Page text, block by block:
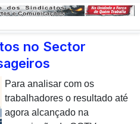
no Sector
Para analisar com os
trabalhadores o resultado até
agora alcançado na
E não posso […] deixar de
dar uma nota de
agradecimento aos
colaboradores da CP que,